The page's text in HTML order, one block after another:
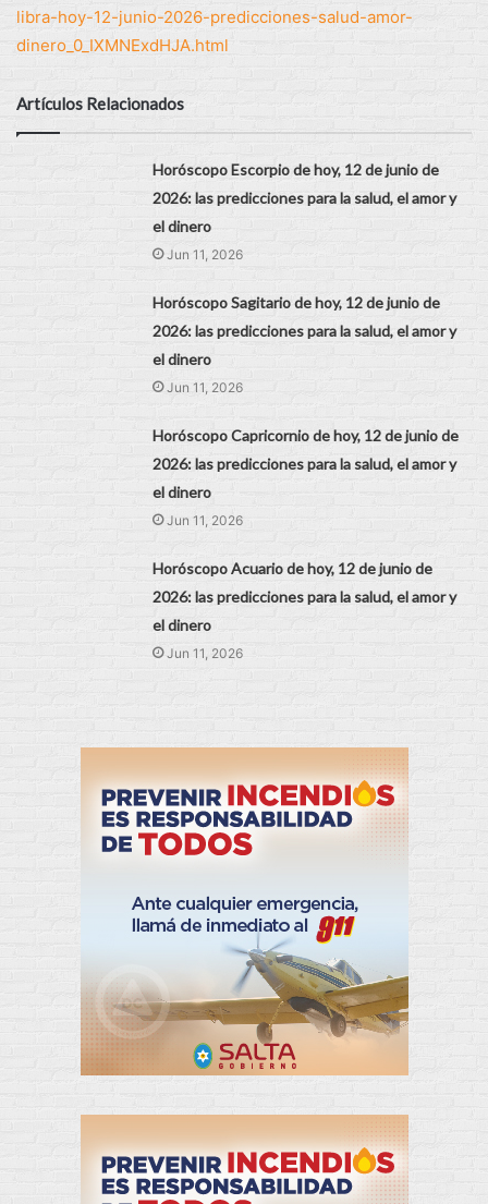
libra-hoy-12-junio-2026-predicciones-salud-amor-
dinero_0_IXMNExdHJA.html
Artículos Relacionados
Horóscopo Escorpio de hoy, 12 de junio de
2026: las predicciones para la salud, el amor y
el dinero
Jun 11, 2026
Horóscopo Sagitario de hoy, 12 de junio de
2026: las predicciones para la salud, el amor y
el dinero
Jun 11, 2026
Horóscopo Capricornio de hoy, 12 de junio de
2026: las predicciones para la salud, el amor y
el dinero
Jun 11, 2026
Horóscopo Acuario de hoy, 12 de junio de
2026: las predicciones para la salud, el amor y
el dinero
Jun 11, 2026